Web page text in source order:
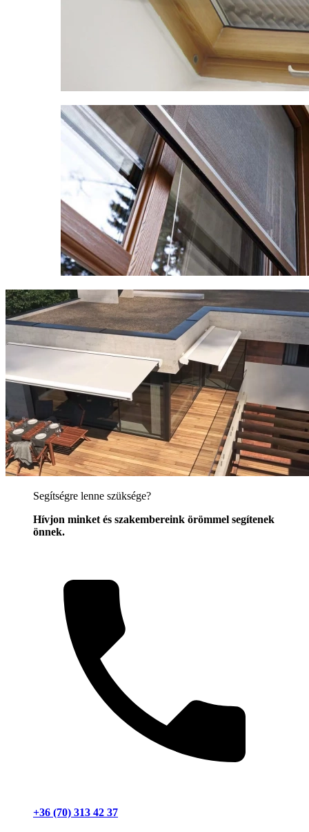
Segítségre lenne szüksége?
Hívjon minket és szakembereink örömmel segítenek
önnek.
+36 (70) 313 42 37